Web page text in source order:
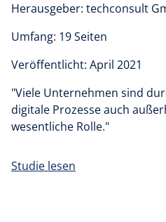
Herausgeber: techconsult
Umfang: 19 Seiten
Veröffentlicht: April 2021
"Viele Unternehmen sind
digitale Prozesse auch
wesentliche Rolle."
Studie lesen